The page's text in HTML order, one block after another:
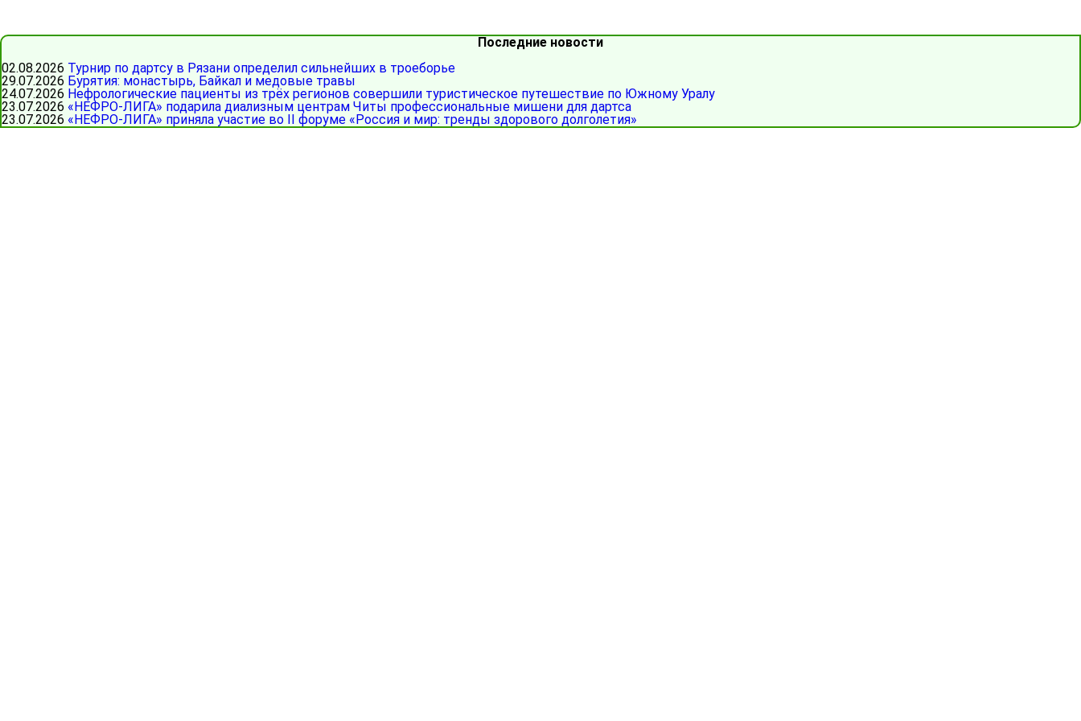
Последние новости
02.08.2026 Турнир по дартсу в Рязани определил сильнейших в троеборье
29.07.2026 Бурятия: монастырь, Байкал и медовые травы
24.07.2026 Нефрологические пациенты из трёх регионов совершили туристическое путешествие по Южному Уралу
23.07.2026 «НЕФРО-ЛИГА» подарила диализным центрам Читы профессиональные мишени для дартса
23.07.2026 «НЕФРО-ЛИГА» приняла участие во II форуме «Россия и мир: тренды здорового долголетия»